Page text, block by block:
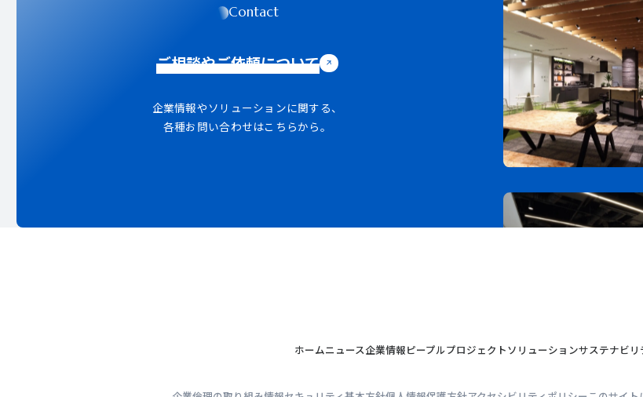
Contact
ご相談やご依頼について
企業情報やソリューションに関する、
各種お問い合わせはこちらから。
ホームニュース企業情報ピープルプロジェクトソリューションサステナビリ